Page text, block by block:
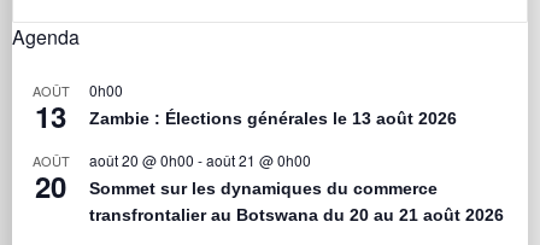
Agenda
AOÛT
13
0h00
Zambie : Élections générales le 13 août 2026
AOÛT
20
août 20 @ 0h00 -août 21 @ 0h00
Sommet sur les dynamiques du commerce
transfrontalier au Botswana du 20 au 21 août 2026